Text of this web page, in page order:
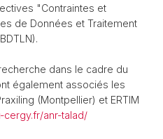
"Contraintes et
de Données et Traitement
dans le cadre du
également associés les
(Montpellier) et ERTIM
cergy.fr/anr-talad/